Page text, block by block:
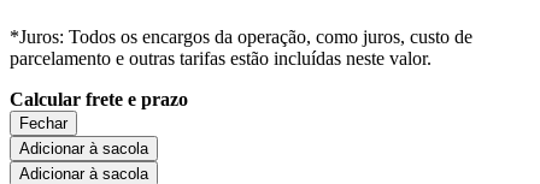
*Juros: Todos os encargos da operação, como juros, custo de
parcelamento e outras tarifas estão incluídas neste valor.
Calcular frete e prazo
Fechar
Adicionar à sacola
Adicionar à sacola